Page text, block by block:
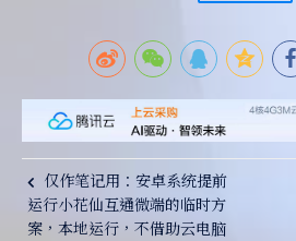
仅作笔记用：安卓系统提前
运行小花仙互通微端的临时方
案，本地运行，不借助云电脑